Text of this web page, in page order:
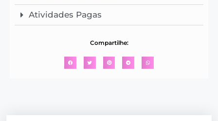
Atividades Pagas
Compartilhe: